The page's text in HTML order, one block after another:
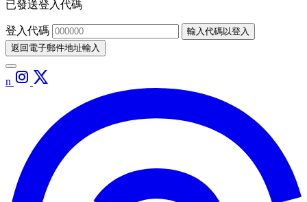
已發送登入代碼
登入代碼
輸入代碼以登入
返回電子郵件地址輸入
n